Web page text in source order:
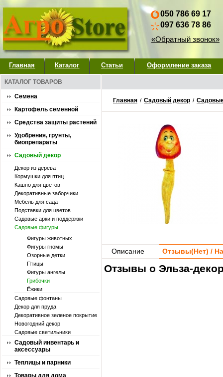
050 786 69 17
097 636 78 86
«Обратный звонок»
Главная Каталог Статьи Оформление заказа
КАТАЛОГ ТОВАРОВ
Семена
Картофель семенной
Средства защиты растений
Удобрения, грунты,
биопрепараты
Садовый декор
Декор из дерева
Кормушки для птиц
Кашпо для цветов
Декоративные заборчики
Мебель для сада
Подставки для цветов
Садовые арки и поддержки
Садовые фигуры
Фигуры животных
Фигуры гномы
Озорные детки
Птицы
Фигуры ангелы
Грибочки
Ёжики
Садовые фонтаны
Декор для пруда
Декоративное зеленое покрытие
Новогодний декор
Садовые светильники
Садовый инвентарь и
аксессуары
Теплицы и парники
Товары для дома
Главная / Садовый декор /
Описание Отзывы(Нет) /
Отзывы о Эльза-